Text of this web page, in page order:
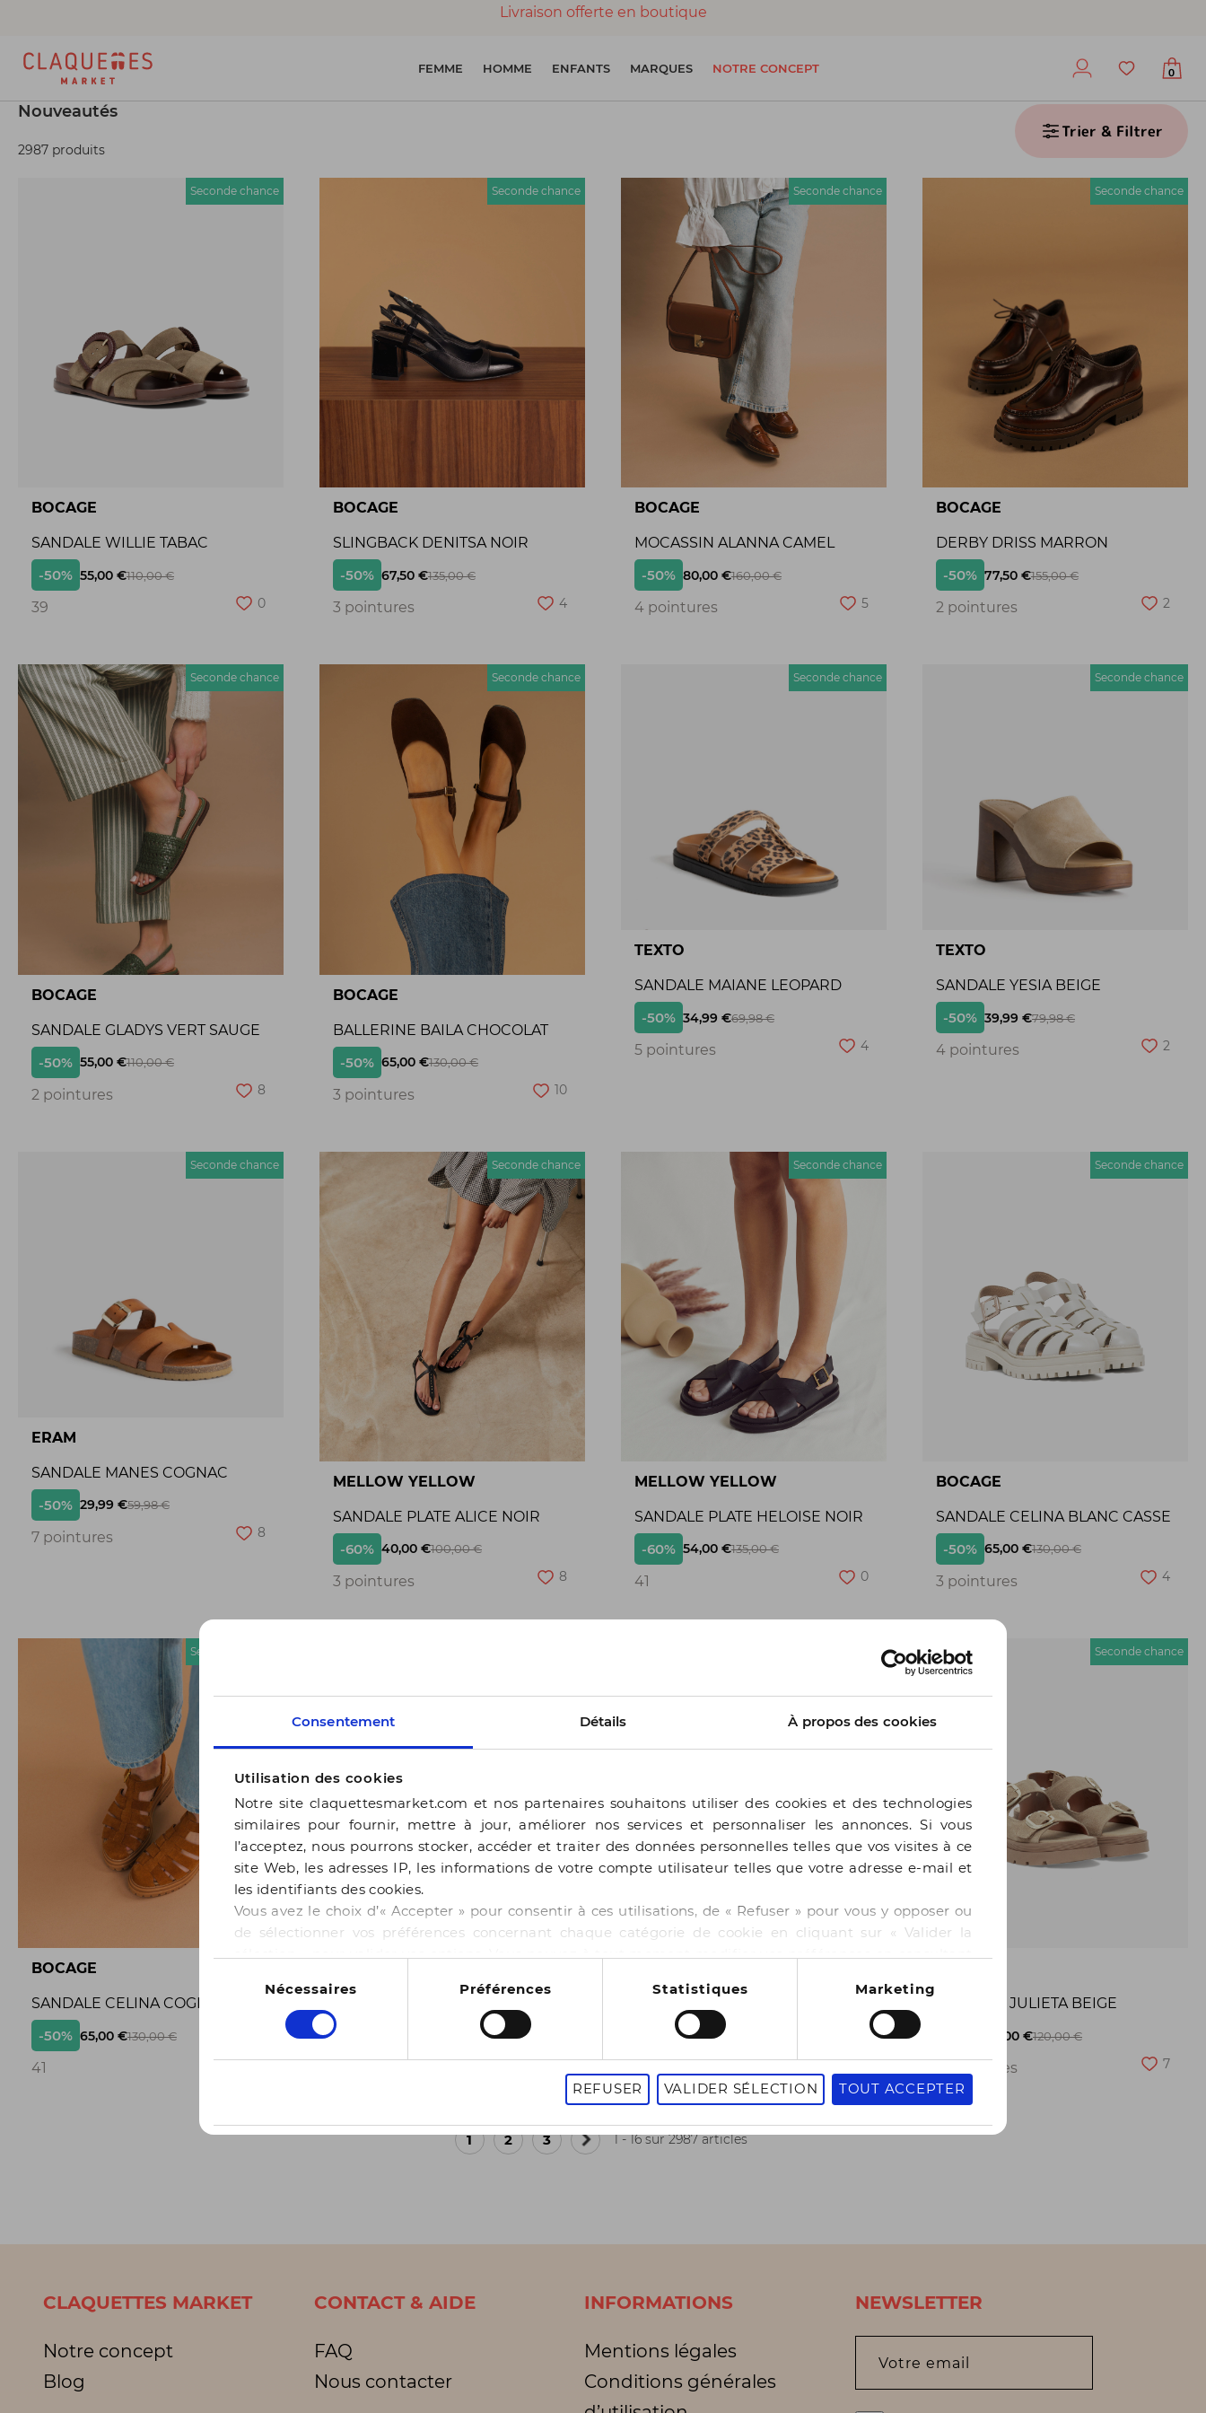
Consentement Détails À propos des cookies
Utilisation des cookies
Notre site claquettesmarket.com et nos partenaires souhaitons utiliser des cookies et des technologies
similaires pour fournir, mettre à jour, améliorer nos services et personnaliser les annonces. Si vous
l’acceptez, nous pourrons stocker, accéder et traiter des données personnelles telles que vos visites à ce
site Web, les adresses IP, les informations de votre compte utilisateur telles que votre adresse e-mail et
les identifiants des cookies.
Vous avez le choix d’« Accepter » pour consentir à ces utilisations, de « Refuser » pour vous y opposer ou
de sélectionner vos préférences concernant chaque catégorie de cookie en cliquant sur « Valider la
sélection » pour valider vos options. Vous pouvez à tout moment modifier vos préférences en consultant
consentement
Nécessaires Préférences Statistiques Marketing
REFUSER VALIDER SÉLECTION TOUT ACCEPTER
Livraison offerte en boutique
FEMME HOMME ENFANTS MARQUES NOTRE CONCEPT 0
Nouveautés
2987 produits
Trier & Filtrer
Seconde chance
BOCAGE
SANDALE WILLIE TABAC
-50% 55,00 €110,00 €
39 0
Seconde chance
BOCAGE
SLINGBACK DENITSA NOIR
-50% 67,50 €135,00 €
3 pointures 4
Seconde chance
BOCAGE
MOCASSIN ALANNA CAMEL
-50% 80,00 €160,00 €
4 pointures 5
Seconde chance
BOCAGE
DERBY DRISS MARRON
-50% 77,50 €155,00 €
2 pointures 2
Seconde chance
BOCAGE
SANDALE GLADYS VERT SAUGE
-50% 55,00 €110,00 €
2 pointures 8
Seconde chance
BOCAGE
BALLERINE BAILA CHOCOLAT
-50% 65,00 €130,00 €
3 pointures 10
Seconde chance
TEXTO
SANDALE MAIANE LEOPARD
-50% 34,99 €69,98 €
5 pointures 4
Seconde chance
TEXTO
SANDALE YESIA BEIGE
-50% 39,99 €79,98 €
4 pointures 2
Seconde chance
ERAM
SANDALE MANES COGNAC
-50% 29,99 €59,98 €
7 pointures 8
Seconde chance
MELLOW YELLOW
SANDALE PLATE ALICE NOIR
-60% 40,00 €100,00 €
3 pointures 8
Seconde chance
MELLOW YELLOW
SANDALE PLATE HELOISE NOIR
-60% 54,00 €135,00 €
41 0
Seconde chance
BOCAGE
SANDALE CELINA BLANC CASSE
-50% 65,00 €130,00 €
3 pointures 4
Seconde chance
BOCAGE
SANDALE CELINA COGNAC
-50% 65,00 €130,00 €
41 3 11
62,50 €
27
Seconde chance
SANDALE JULIETA BEIGE
60,00 €120,00 €
2 pointures 7
1 2 3
Page
1 - 16 sur 2987 articles
CLAQUETTES MARKET
Notre concept
Blog
CONTACT & AIDE
FAQ
Nous contacter
INFORMATIONS
Mentions légales
Conditions générales
NEWSLETTER
Votre email